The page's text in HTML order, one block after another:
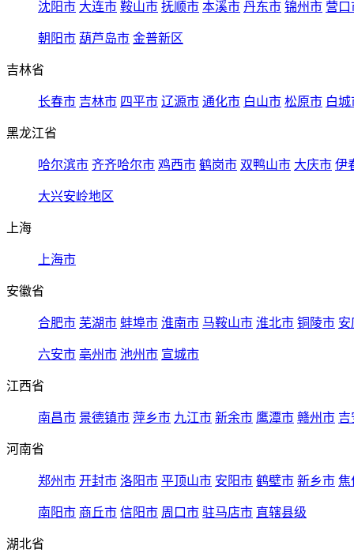
沈阳市 大连市 鞍山市 抚顺市 本溪市 丹东市 锦州市 营口
朝阳市 葫芦岛市 金普新区
吉林省
长春市 吉林市 四平市 辽源市 通化市 白山市 松原市 白城
黑龙江省
哈尔滨市 齐齐哈尔市 鸡西市 鹤岗市 双鸭山市 大庆市 伊
大兴安岭地区
上海
上海市
安徽省
合肥市 芜湖市 蚌埠市 淮南市 马鞍山市 淮北市 铜陵市 安
六安市 亳州市 池州市 宣城市
江西省
南昌市 景德镇市 萍乡市 九江市 新余市 鹰潭市 赣州市 吉
河南省
郑州市 开封市 洛阳市 平顶山市 安阳市 鹤壁市 新乡市 焦
南阳市 商丘市 信阳市 周口市 驻马店市 直辖县级
湖北省